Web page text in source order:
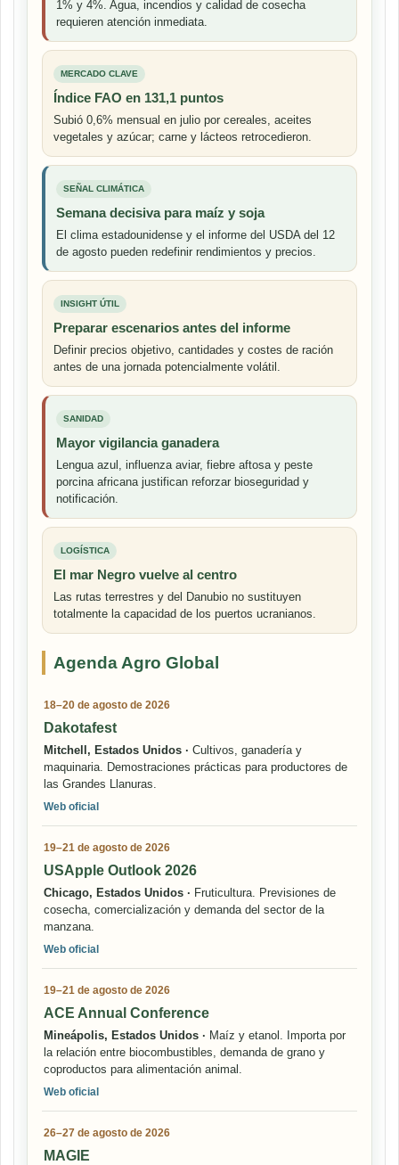
1% y 4%. Agua, incendios y calidad de cosecha
requieren atención inmediata.
MERCADO CLAVE
Índice FAO en 131,1 puntos
Subió 0,6% mensual en julio por cereales, aceites
vegetales y azúcar; carne y lácteos retrocedieron.
SEÑAL CLIMÁTICA
Semana decisiva para maíz y soja
El clima estadounidense y el informe del USDA del 12
de agosto pueden redefinir rendimientos y precios.
INSIGHT ÚTIL
Preparar escenarios antes del informe
Definir precios objetivo, cantidades y costes de ración
antes de una jornada potencialmente volátil.
SANIDAD
Mayor vigilancia ganadera
Lengua azul, influenza aviar, fiebre aftosa y peste
porcina africana justifican reforzar bioseguridad y
notificación.
LOGÍSTICA
El mar Negro vuelve al centro
Las rutas terrestres y del Danubio no sustituyen
totalmente la capacidad de los puertos ucranianos.
Agenda Agro Global
18–20 de agosto de 2026
Dakotafest
Mitchell, Estados Unidos · Cultivos, ganadería y
maquinaria. Demostraciones prácticas para productores de
las Grandes Llanuras.
Web oficial
19–21 de agosto de 2026
USApple Outlook 2026
Chicago, Estados Unidos · Fruticultura. Previsiones de
cosecha, comercialización y demanda del sector de la
manzana.
Web oficial
19–21 de agosto de 2026
ACE Annual Conference
Mineápolis, Estados Unidos · Maíz y etanol. Importa por
la relación entre biocombustibles, demanda de grano y
coproductos para alimentación animal.
Web oficial
26–27 de agosto de 2026
MAGIE